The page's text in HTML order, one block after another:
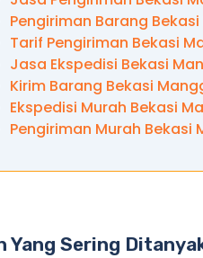
Pengiriman Barang
Tarif Pengiriman Bekasi
Jasa Ekspedisi Bekasi
Kirim Barang Bekasi
Ekspedisi Murah Bekasi
Pengiriman Murah Bekasi
Yang Sering